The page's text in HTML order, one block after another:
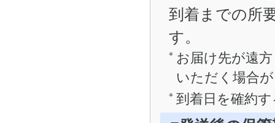
到着までの所
す。
お届け先が遠
いただく場合
到着日を確約